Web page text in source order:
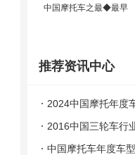
中国摩托车之最◆最早
推荐资讯中心
2024中国摩托年度
2016中国三轮车行
中国摩托车年度车